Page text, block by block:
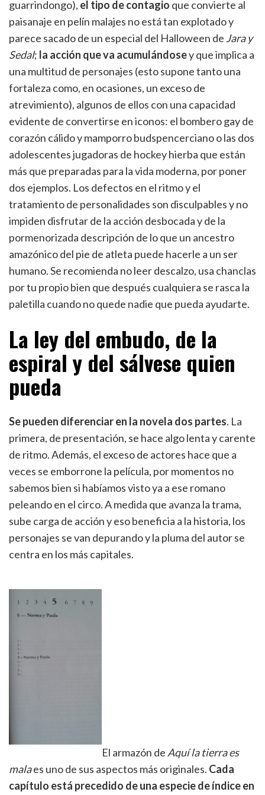
guarrindongo), el tipo de contagio que convierte al
paisanaje en pelín malajes no está tan explotado y
parece sacado de un especial del Halloween de Jara y
Sedal; la acción que va acumulándosey que implica a
una multitud de personajes (esto supone tanto una
fortaleza como, en ocasiones, un exceso de
atrevimiento), algunos de ellos con una capacidad
evidente de convertirse en iconos: el bombero gay de
corazón cálido y mamporro budspencerciano o las dos
adolescentes jugadoras de hockey hierba que están
más que preparadas para la vida moderna, por poner
dos ejemplos. Los defectos en el ritmo y el
tratamiento de personalidades son disculpables y no
impiden disfrutar de la acción desbocada y de la
pormenorizada descripción de lo que un ancestro
amazónico del pie de atleta puede hacerle a un ser
humano. Se recomienda no leer descalzo, usa chanclas
por tu propio bien que después cualquiera se rasca la
paletilla cuando no quede nadie que pueda ayudarte.
La ley del embudo, de la
espiral y del sálvese quien
pueda
Se pueden diferenciar en la novela dos partes. La
primera, de presentación, se hace algo lenta y carente
de ritmo. Además, el exceso de actores hace que a
veces se emborrone la película, por momentos no
sabemos bien si habíamos visto ya a ese romano
peleando en el circo. A medida que avanza la trama,
sube carga de acción y eso beneficia a la historia, los
personajes se van depurando y la pluma del autor se
centra en los más capitales.
El armazón de Aquí la tierra es
malaes uno de sus aspectos más originales. Cada
capítulo está precedido de una especie de índice en